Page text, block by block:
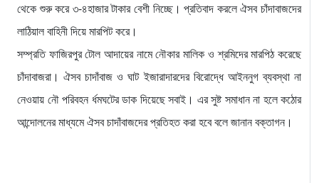
থেকে শুরু করে ৩-৪হাজার টাকার বেশী নিচ্ছে। প্রতিবাদ করলে ঐসব চাঁদাবাজদের
লাঠিয়াল বাহিনী দিয়ে মারপিট করে।
সম্প্রতি ফাজিরপুর টোল আদায়ের নামে নৌকার মালিক ও শ্রমিদের মারপিঠ করেছে
চাঁদাবাজরা। ঐসব চাদাঁবাজ ও ঘাট ইজারাদারদের বিরোদ্ধে আইননুগ ব্যবস্থা না
নেওয়ায় নৌ পরিবহন র্ধমঘটের ডাক দিয়েছে সবাই। এর সুষ্ট সমাধান না হলে কঠোর
আন্দোলনের মাধ্যমে ঐসব চাদাঁবাজদের প্রতিহত করা হবে বলে জানান বক্তাগন।